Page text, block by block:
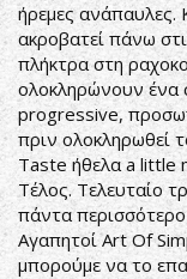
ήρεμες ανάπαυλες.
ακροβατεί πάνω
πλήκτρα στη
ολοκληρώνουν ένα
progressive,
πριν ολοκληρωθεί
Taste ήθελα a little
Τέλος. Τελευταίο
πάντα
Αγαπητοί Art Of
μπορούμε να το